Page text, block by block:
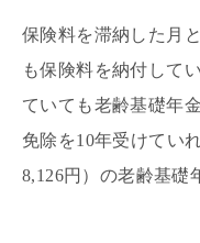
保険料を滞納した月
も保険料を納付して
ていても老齢基礎年
免除を10年受けてい
8,126円）の老齢基礎